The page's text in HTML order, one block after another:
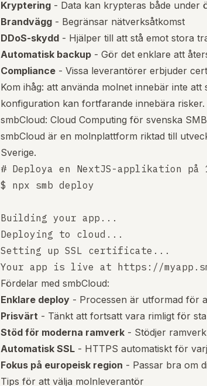
Kryptering - Data kan krypteras både under
Brandvägg - Begränsar nätverksåtkomst
DDoS-skydd - Hjälper till att stå emot stora
Automatisk backup - Gör det enklare att
Compliance - Vissa leverantörer erbjuder
Kom ihåg: att använda molnet innebär inte
konfiguration kan fortfarande innebära risker.
smbCloud: Cloud Computing för svenska
smbCloud är en molnplattform riktad till
Sverige.
# Deploya en NextJS-applikation på
$ npx smb deploy
Building your app...
Deploying to cloud...
Setting up SSL certificate...
Fördelar med smbCloud:
Enklare deploy - Processen är utformad för
Prisvärt - Tänkt att fortsatt vara rimligt för
Stöd för moderna ramverk - Stödjer
Automatisk SSL - HTTPS automatiskt för
Fokus på europeisk region - Passar bra om
Tips för att välja molnleverantör